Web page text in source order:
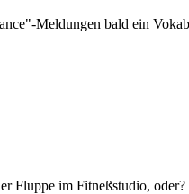
Meldungen bald ein
Fluppe im Fitneßstudio, oder?